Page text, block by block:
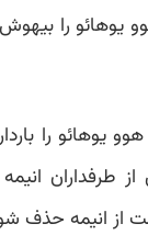
یوهائو را
یوهائو را
از طرفداران
از انیمه حذف